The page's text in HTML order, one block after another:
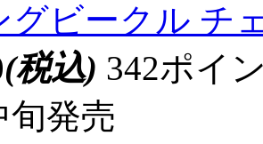
グビークル チ
(税込) 342ポイ
旬発売